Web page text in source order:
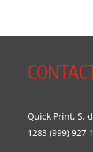
Quick Print, S.
1283 (999) 927-